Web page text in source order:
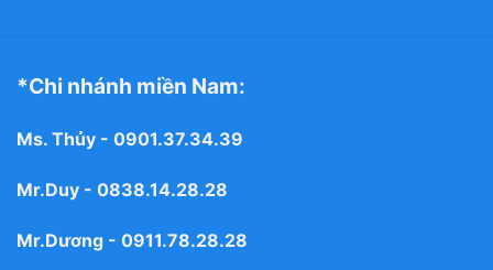
*Chi nhánh miền Nam:
Ms. Thủy - 0901.37.34.39
Mr.Duy - 0838.14.28.28
Mr.Dương - 0911.78.28.28